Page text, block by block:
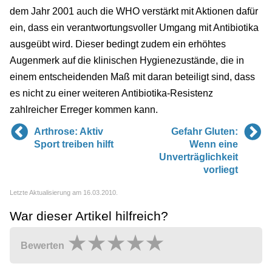
dem Jahr 2001 auch die WHO verstärkt mit Aktionen dafür
ein, dass ein verantwortungsvoller Umgang mit Antibiotika
ausgeübt wird. Dieser bedingt zudem ein erhöhtes
Augenmerk auf die klinischen Hygienezustände, die in
einem entscheidenden Maß mit daran beteiligt sind, dass
es nicht zu einer weiteren Antibiotika-Resistenz
zahlreicher Erreger kommen kann.
Arthrose: Aktiv
Sport treiben hilft
Gefahr Gluten:
Wenn eine
Unverträglichkeit
vorliegt
Letzte Aktualisierung am 16.03.2010.
War dieser Artikel hilfreich?
Bewerten